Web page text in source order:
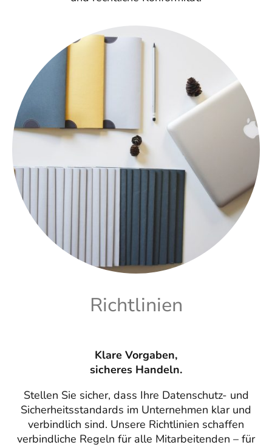
Richtlinien
Klare Vorgaben,
sicheres Handeln.
Stellen Sie sicher, dass Ihre Datenschutz- und
Sicherheitsstandards im Unternehmen klar und
verbindlich sind. Unsere Richtlinien schaffen
verbindliche Regeln für alle Mitarbeitenden – für